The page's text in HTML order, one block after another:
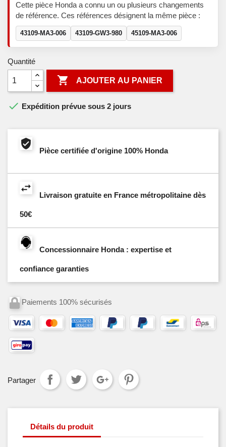
Cette pièce Honda a connu un ou plusieurs changements
de référence. Ces références désignent la même pièce :
43109-MA3-006 43109-GW3-980 45109-MA3-006
Quantité
 AJOUTER AU PANIER
 Expédition prévue sous 2 jours
Pièce certifiée d'origine 100% Honda
Livraison gratuite en France métropolitaine dès
50€
Concessionnaire Honda : expertise et
confiance garanties
Paiements 100% sécurisés
Partager
Détails du produit